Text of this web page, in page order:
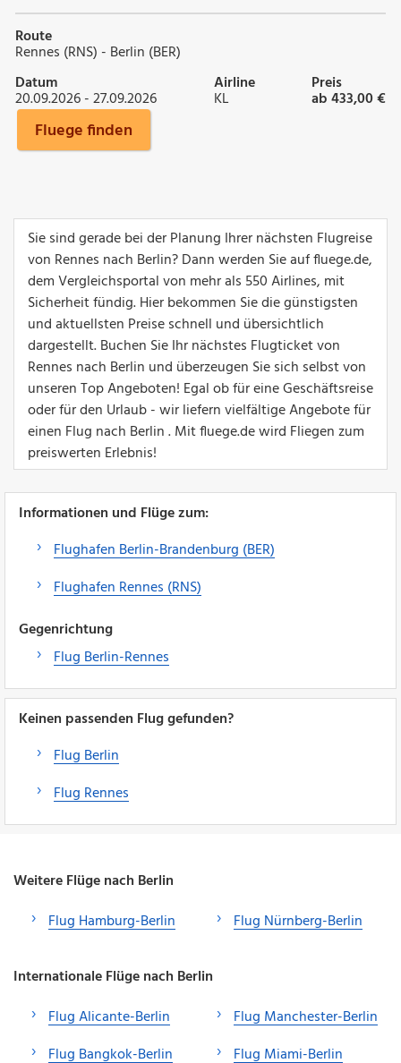
Route
Rennes (RNS) - Berlin (BER)
Datum
20.09.2026 - 27.09.2026
Airline
KL
Preis
ab 433,00 €
Fluege finden
Sie sind gerade bei der Planung Ihrer nächsten Flugreise
von Rennes nach Berlin? Dann werden Sie auf fluege.de,
dem Vergleichsportal von mehr als 550 Airlines, mit
Sicherheit fündig. Hier bekommen Sie die günstigsten
und aktuellsten Preise schnell und übersichtlich
dargestellt. Buchen Sie Ihr nächstes Flugticket von
Rennes nach Berlin und überzeugen Sie sich selbst von
unseren Top Angeboten! Egal ob für eine Geschäftsreise
oder für den Urlaub - wir liefern vielfältige Angebote für
einen Flug nach Berlin . Mit fluege.de wird Fliegen zum
preiswerten Erlebnis!
Informationen und Flüge zum:
Flughafen Berlin-Brandenburg (BER)
Flughafen Rennes (RNS)
Gegenrichtung
Flug Berlin-Rennes
Keinen passenden Flug gefunden?
Flug Berlin
Flug Rennes
Weitere Flüge nach Berlin
Flug Hamburg-Berlin
Flug Nürnberg-Berlin
Internationale Flüge nach Berlin
Flug Alicante-Berlin
Flug Bangkok-Berlin
Flug Manchester-Berlin
Flug Miami-Berlin